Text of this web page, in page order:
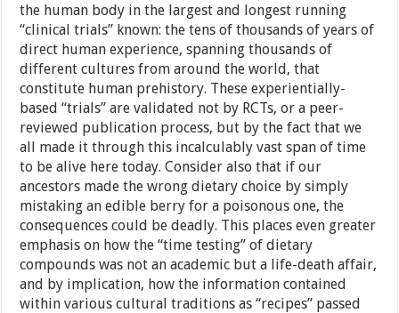
the human body in the largest and longest running
“clinical trials” known: the tens of thousands of years of
direct human experience, spanning thousands of
different cultures from around the world, that
constitute human prehistory. These experientially-
based “trials” are validated not by RCTs, or a peer-
reviewed publication process, but by the fact that we
all made it through this incalculably vast span of time
to be alive here today. Consider also that if our
ancestors made the wrong dietary choice by simply
mistaking an edible berry for a poisonous one, the
consequences could be deadly. This places even greater
emphasis on how the “time testing” of dietary
compounds was not an academic but a life-death affair,
and by implication, how the information contained
within various cultural traditions as “recipes” passed